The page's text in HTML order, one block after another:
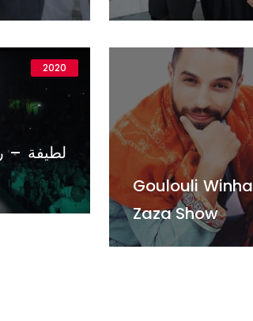
2020
Goulouli Winha قولولي وينها avec
Zaza Show